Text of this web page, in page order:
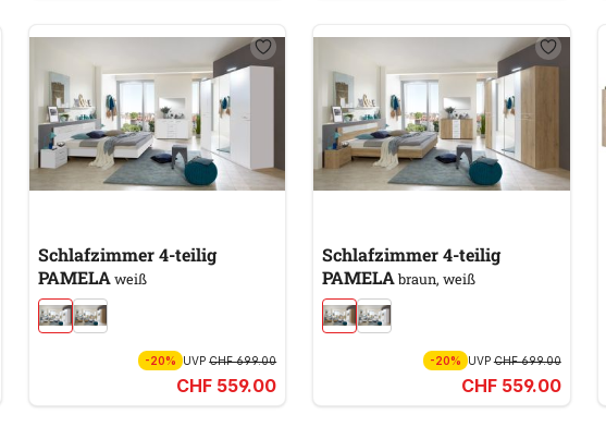
Schlafzimmer 4-teilig
PAMELAweiß
-20% UVPCHF 699.00
CHF 559.00
Schlafzimmer 4-teilig
PAMELAbraun, weiß
-20% UVPCHF 699.00
CHF 559.00